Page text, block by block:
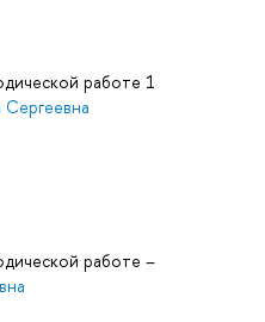
работе 1
Сергеевна
работе –